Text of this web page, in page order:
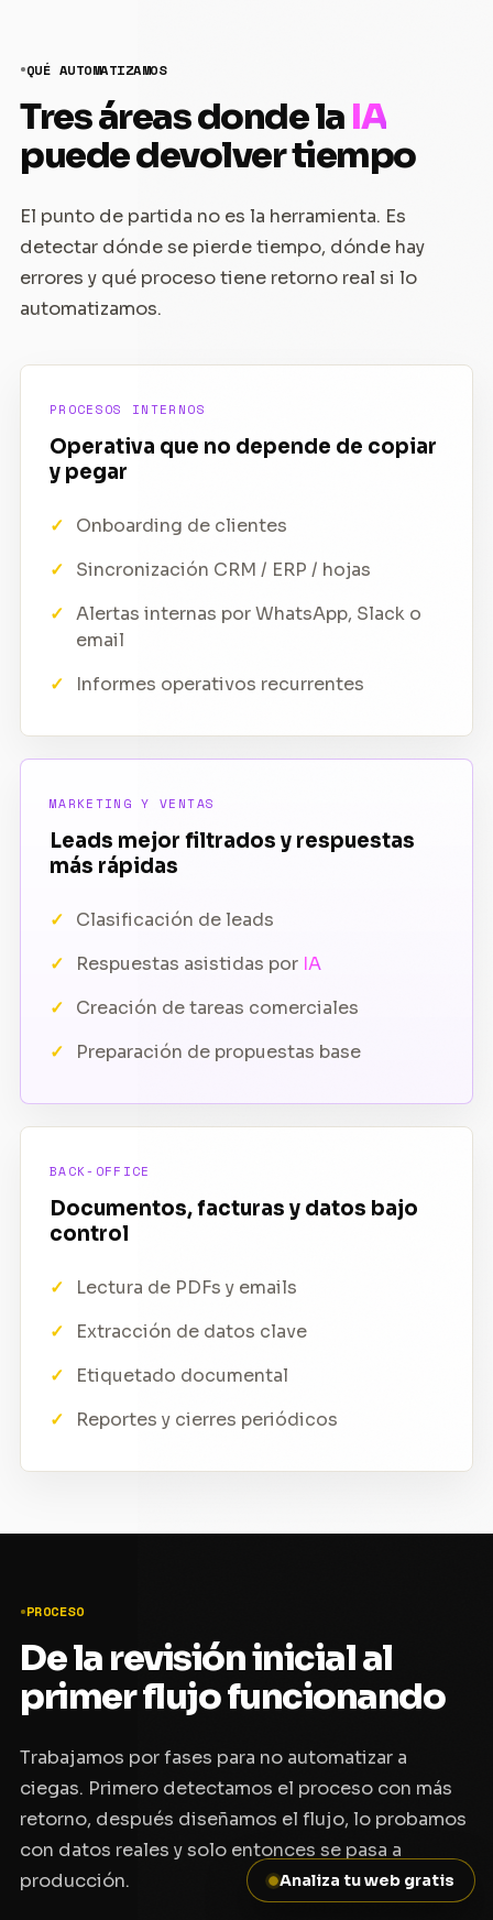
QUÉ AUTOMATIZAMOS
Tres áreas donde la IA
puede devolver tiempo
El punto de partida no es la herramienta. Es
detectar dónde se pierde tiempo, dónde hay
errores y qué proceso tiene retorno real si lo
automatizamos.
PROCESOS INTERNOS
Operativa que no depende de copiar
y pegar
Onboarding de clientes
Sincronización CRM / ERP / hojas
Alertas internas por WhatsApp, Slack o
email
Informes operativos recurrentes
MARKETING Y VENTAS
Leads mejor filtrados y respuestas
más rápidas
Clasificación de leads
Respuestas asistidas por IA
Creación de tareas comerciales
Preparación de propuestas base
BACK-OFFICE
Documentos, facturas y datos bajo
control
Lectura de PDFs y emails
Extracción de datos clave
Etiquetado documental
Reportes y cierres periódicos
PROCESO
De la revisión inicial al
primer flujo funcionando
Trabajamos por fases para no automatizar a
ciegas. Primero detectamos el proceso con más
retorno, después diseñamos el flujo, lo probamos
con datos reales y solo entonces se pasa a
producción.
Analiza tu web gratis